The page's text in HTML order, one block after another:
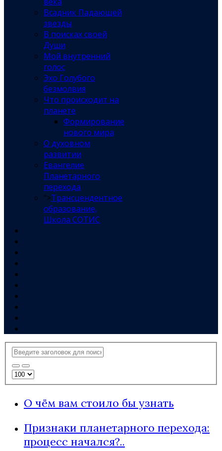
Всадник Падающей
звезды
В поисках своей
Души
Мой внутренний
голос
Эхо Голубого
безмолвия
Что происходит на
планете
Формирование
нового мира
О духовном
развитии
Евангелие
Планетарного
перехода
">Трансцендентное
образование,
Школа СОТИС
О чём вам стоило бы узнать
Признаки планетарного перехода:
процесс начался?..